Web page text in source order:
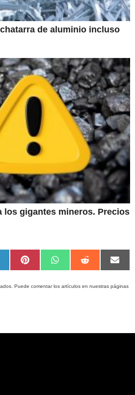
de aluminio incluso
los gigantes mineros. Precios
Compartir
en
Pinterest
Compartir
en
WhatsApp
Compartir
en
Reddit
en
Puede comentar los artículos en nuestras páginas